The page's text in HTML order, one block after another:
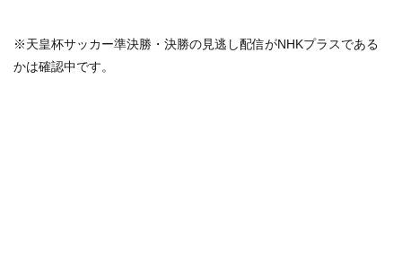
天皇杯のほかに、ルヴァンカップ2021やドイツ・ブンデスリ
ーセット」を選択してください。
※天皇杯サッカー準決勝・決勝の見逃し配信がNHKプラスである
かは確認中です。